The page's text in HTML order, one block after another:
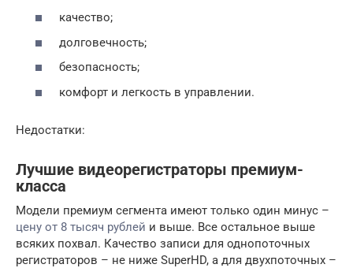
качество;
долговечность;
безопасность;
комфорт и легкость в управлении.
Недостатки:
Лучшие видеорегистраторы премиум-
класса
Модели премиум сегмента имеют только один минус –
цену от 8 тысяч рублей и выше. Все остальное выше
всяких похвал. Качество записи для однопоточных
регистраторов – не ниже SuperHD, а для двухпоточных –